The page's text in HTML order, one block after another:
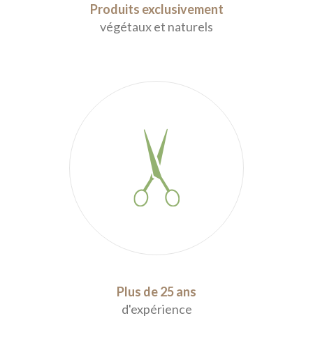
Produits exclusivement
végétaux et naturels
Plus de 25 ans
d'expérience